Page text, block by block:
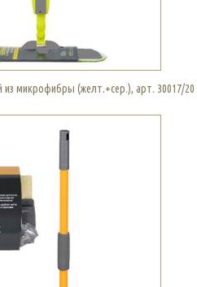
микрофибры (желт.+сер.), арт. 30017/20